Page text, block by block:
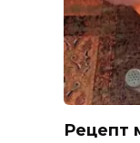
Рецепт